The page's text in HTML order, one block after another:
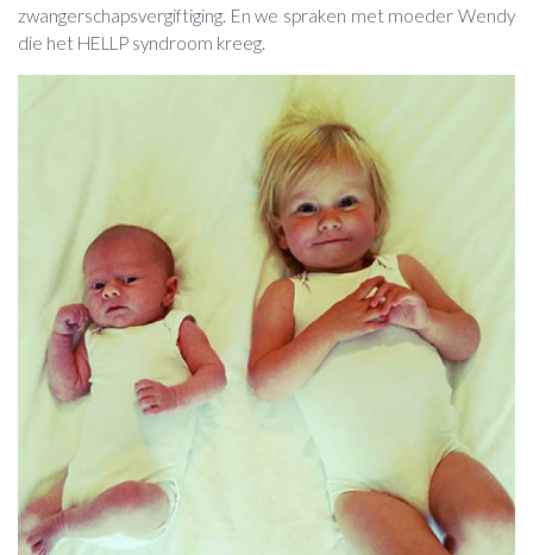
zwangerschapsvergiftiging. En we spraken met moeder Wendy
die het HELLP syndroom kreeg.